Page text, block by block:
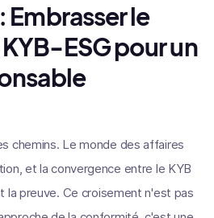
le
ESG pour un
chemins. Le monde des affaires
et la convergence entre le KYB
la preuve. Ce croisement n'est pas